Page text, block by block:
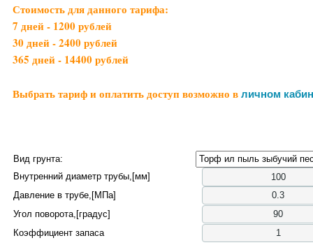
Стоимость для данного тарифа:
7 дней - 1200 рублей
30 дней - 2400 рублей
365 дней - 14400 рублей
Выбрать тариф и оплатить доступ возможно в личном
Вид грунта:
Внутренний диаметр трубы,[мм]
Давление в трубе,[МПа]
Угол поворота,[градус]
Коэффициент запаса